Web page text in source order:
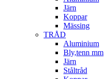
Järn
Koppar
Mässing
TRÅD
Aluminium
Bly,tenn mm
Järn
Ståltråd